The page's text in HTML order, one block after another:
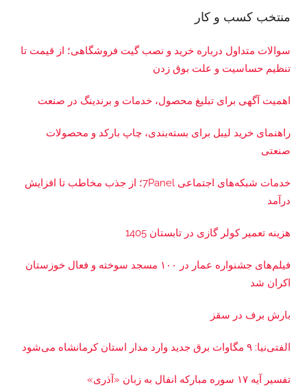
منتخب کسب و کار
سوالات متداول درباره خرید و نصب گیت فروشگاهی؛ از قیمت تا
تنظیم حساسیت و علت بوق زدن
اهمیت آگهی برای تبلیغ محصول، خدمات و برندینگ در صنعت
راهنمای خرید لیبل برای بسته‌بندی، چاپ بارکد و محصولات
صنعتی
خدمات شبکه‌های اجتماعی 7Panel؛ از جذب مخاطب تا افزایش
درآمد
هزینه تعمیر کولر گازی در تابستان 1405
فیلم‌های جشنواره عمار در ۱۰۰ مسجد سوخته و فعال خوزستان
اکران شد
بارش برف در سقز
الفتی‌نیا: ۹ مگاوات برق جدید وارد مدار استان کرمانشاه می‌شود
تفسیر آیه ۱۷ سوره مبارکه انفال به زبان «آذری»